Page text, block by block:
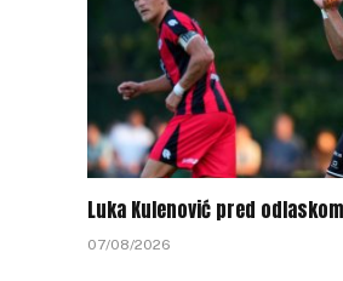
Luka Kulenović pred
07/08/2026